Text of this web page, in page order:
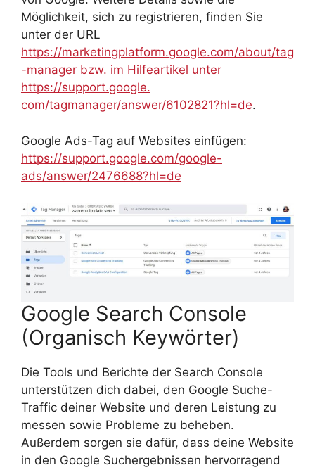
Möglichkeit, sich zu registrieren, finden Sie
unter der URL
https://marketingplatform.google.com/about/tag
-manager bzw. im Hilfeartikel unter
https://support.google.
com/tagmanager/answer/6102821?hl=de.
Google Ads-Tag auf Websites einfügen:
https://support.google.com/google-
ads/answer/2476688?hl=de
Google Search Console
(Organisch Keywörter)
Die Tools und Berichte der Search Console
unterstützen dich dabei, den Google Suche-
Traffic deiner Website und deren Leistung zu
messen sowie Probleme zu beheben.
Außerdem sorgen sie dafür, dass deine Website
in den Google Suchergebnissen hervorragend